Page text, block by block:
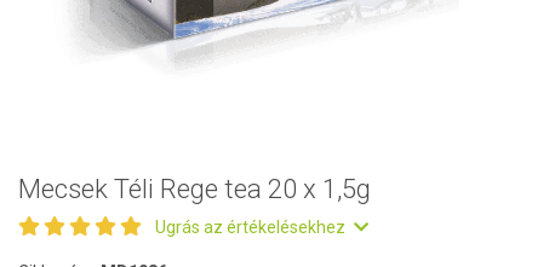
Mecsek Téli Rege tea 20 x 1,5g
Ugrás az értékelésekhez